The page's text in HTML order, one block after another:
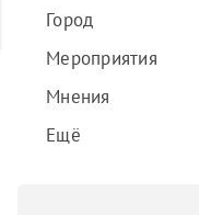
Город
Мероприятия
Мнения
Ещё